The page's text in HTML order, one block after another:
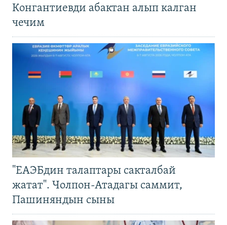
Конгантиевди абактан алып калган
чечим
"ЕАЭБдин талаптары сакталбай
жатат". Чолпон-Атадагы саммит,
Пашиняндын сыны